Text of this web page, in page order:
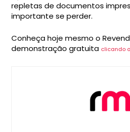
repletas de documentos
importante se perder.
Conheça hoje mesmo o
demonstração gratuita clicando